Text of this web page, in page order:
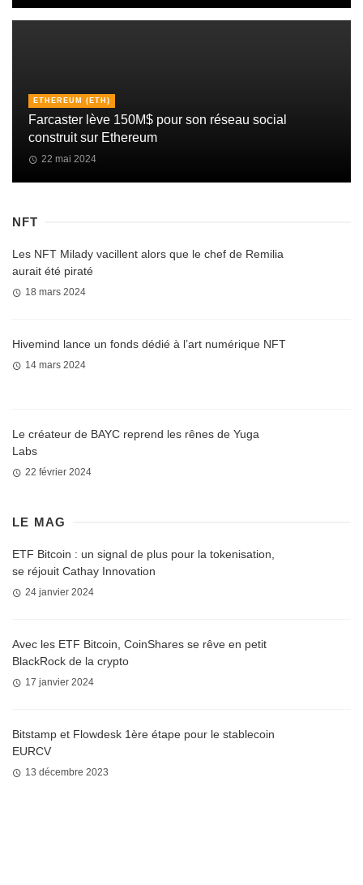
ETHEREUM (ETH)
Farcaster lève 150M$ pour son réseau social
construit sur Ethereum
22 mai 2024
NFT
Les NFT Milady vacillent alors que le chef de Remilia
aurait été piraté
18 mars 2024
Hivemind lance un fonds dédié à l’art numérique NFT
14 mars 2024
Le créateur de BAYC reprend les rênes de Yuga
Labs
22 février 2024
LE MAG
ETF Bitcoin : un signal de plus pour la tokenisation,
se réjouit Cathay Innovation
24 janvier 2024
Avec les ETF Bitcoin, CoinShares se rêve en petit
BlackRock de la crypto
17 janvier 2024
Bitstamp et Flowdesk 1ère étape pour le stablecoin
EURCV
13 décembre 2023